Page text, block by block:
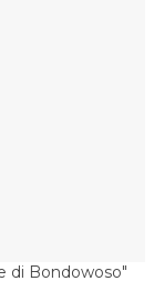
di Bondowoso"